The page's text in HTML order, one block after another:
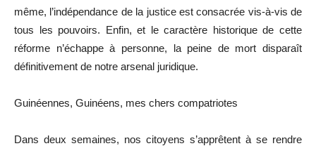
même, l’indépendance de la justice est consacrée vis-à-vis de
tous les pouvoirs. Enfin, et le caractère historique de cette
réforme n’échappe à personne, la peine de mort disparaît
définitivement de notre arsenal juridique.
Guinéennes, Guinéens, mes chers compatriotes
Dans deux semaines, nos citoyens s’apprêtent à se rendre